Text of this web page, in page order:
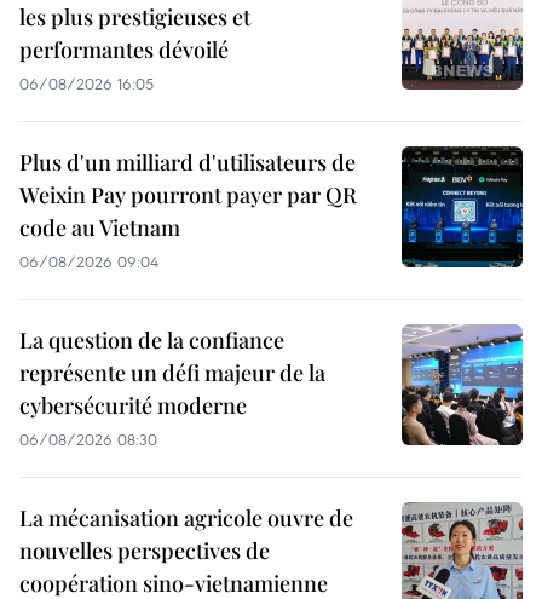
les plus prestigieuses et
performantes dévoilé
06/08/2026 16:05
Plus d'un milliard d'utilisateurs de
Weixin Pay pourront payer par QR
code au Vietnam
06/08/2026 09:04
La question de la confiance
représente un défi majeur de la
cybersécurité moderne
06/08/2026 08:30
La mécanisation agricole ouvre de
nouvelles perspectives de
coopération sino-vietnamienne